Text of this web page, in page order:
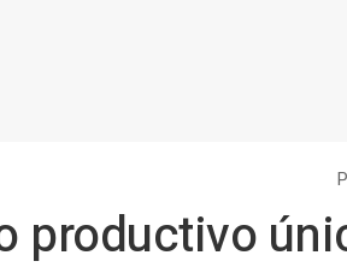
productivo